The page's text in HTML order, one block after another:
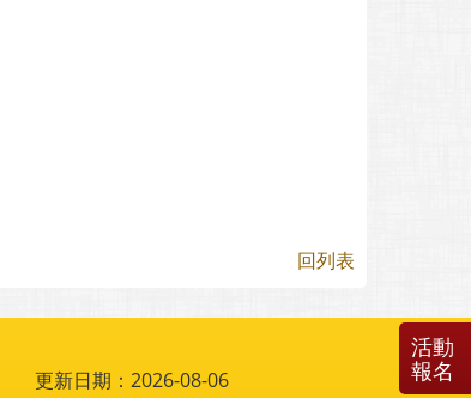
回列表
更新日期：2026-08-06
活動
報名